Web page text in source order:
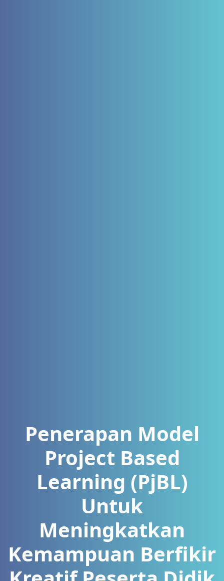
Penerapan Model
Project Based
Learning (PjBL)
Untuk
Meningkatkan
Kemampuan Berfikir